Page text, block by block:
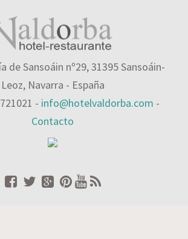
de Sansoáin nº29, 31395 Sansoáin-
Leoz, Navarra - España
- info@hotelvaldorba.com -
Contacto